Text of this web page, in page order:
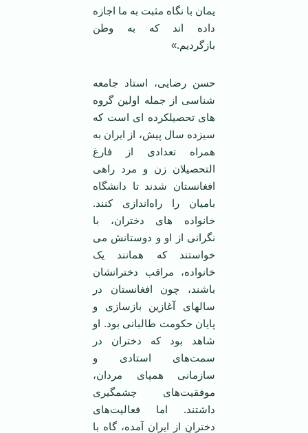
یمان با نگاه مثبت به ما اجازه
داده اند که به وطن
بازگردیم.»
حسن رضایی، استاد جامعه
شناسی از جمله اولین گروه
های تحصیلکرده ای است که
سیزده سال پیش، از ایران به
همراه تعدادی از فارغ
التحصیلان زن و مرد راهی
افغانستان شدند تا دانشگاه
بامیان را راه‌اندازی کنند.
خانواده های دختران، با
نگرانی از او و دوستانش می
خواستند که همانند یک
خانواده، مراقب دخترانشان
باشند، چون افغانستان در
سالهای آغازین بازسازی و
پایان حکومت طالبانی بود. او
شاهد بود که دختران در
سمت‌های استادی و
سازمانی همپای مردان،
موفقیت‌های چشمگیری
داشتند. اما فعالیت‌های
دخترانِ از ایران آمده، گاه با